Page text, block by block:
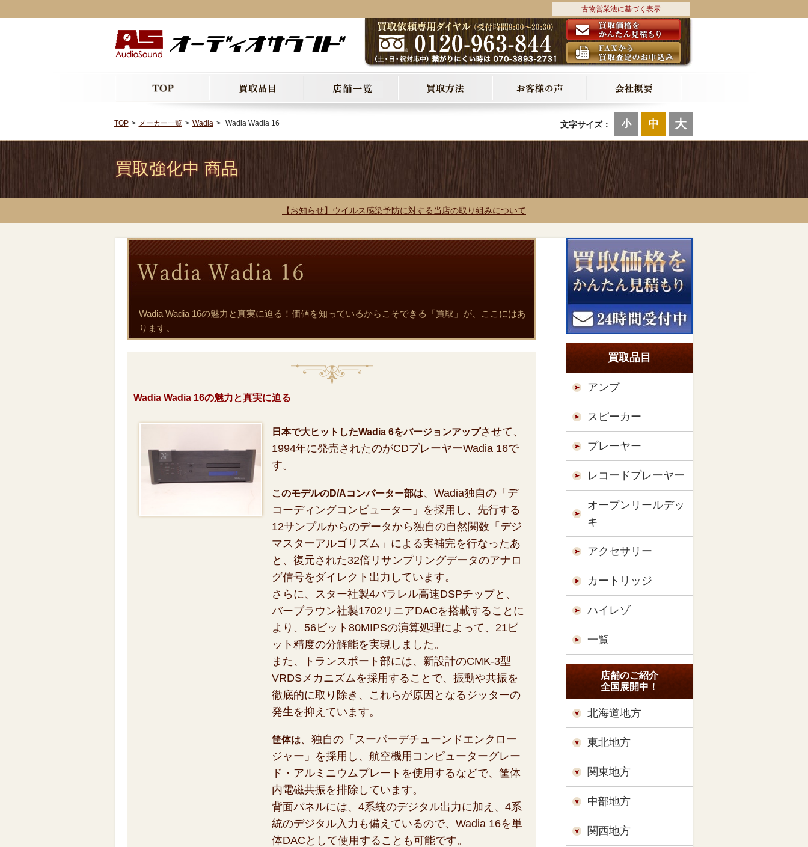
古物営業法に基づく表示
文字サイズ： 小 中 大
TOP メーカー一覧 Wadia Wadia Wadia 16
買取強化中 商品
【お知らせ】ウイルス感染予防に対する当店の取り組みについて
Wadia Wadia 16の魅力と真実に迫る！価値を知っているからこそできる「買取」が、ここにはあ
ります。
Wadia Wadia 16の魅力と真実に迫る
日本で大ヒットしたWadia 6をバージョンアップさせて、
1994年に発売されたのがCDプレーヤーWadia 16で
す。
このモデルのD/Aコンバーター部は、Wadia独自の「デ
コーディングコンピューター」を採用し、先行する
12サンプルからのデータから独自の自然関数「デジ
マスターアルゴリズム」による実補完を行なったあ
と、復元された32倍リサンプリングデータのアナロ
グ信号をダイレクト出力しています。
さらに、スター社製4パラレル高速DSPチップと、
バーブラウン社製1702リニアDACを搭載することに
より、56ビット80MIPSの演算処理によって、21ビ
ット精度の分解能を実現しました。
また、トランスポート部には、新設計のCMK-3型
VRDSメカニズムを採用することで、振動や共振を
徹底的に取り除き、これらが原因となるジッターの
発生を抑えています。
筐体は、独自の「スーパーデチューンドエンクロー
ジャー」を採用し、航空機用コンピューターグレー
ド・アルミニウムプレートを使用するなどで、筐体
内電磁共振を排除しています。
背面パネルには、4系統のデジタル出力に加え、4系
統のデジタル入力も備えているので、Wadia 16を単
体DACとして使用することも可能です。
買取品目
アンプ
スピーカー
プレーヤー
レコードプレーヤー
オープンリールデッ
キ
アクセサリー
カートリッジ
ハイレゾ
一覧
店舗のご紹介
全国展開中！
北海道地方
東北地方
関東地方
中部地方
関西地方